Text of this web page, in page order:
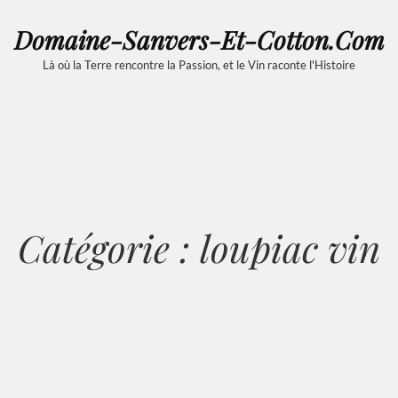
Domaine-Sanvers-Et-Cotton.com
Là où la Terre rencontre la Passion, et le Vin raconte l'Histoire
Catégorie : loupiac vin